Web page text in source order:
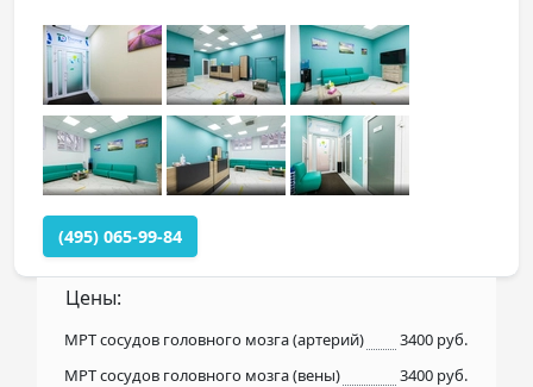
(495) 065-99-84
Цены:
МРТ сосудов головного мозга (артерий)
3400 руб.
МРТ сосудов головного мозга (вены)
3400 руб.